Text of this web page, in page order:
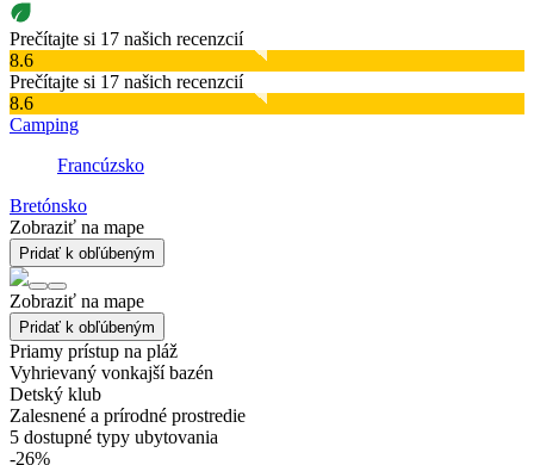
Prečítajte si 17 našich recenzcií
8.6
Prečítajte si 17 našich recenzcií
8.6
Camping
Francúzsko
Bretónsko
Zobraziť na mape
Pridať k obľúbeným
Zobraziť na mape
Pridať k obľúbeným
Priamy prístup na pláž
Vyhrievaný vonkajší bazén
Detský klub
Zalesnené a prírodné prostredie
5 dostupné typy ubytovania
-26%